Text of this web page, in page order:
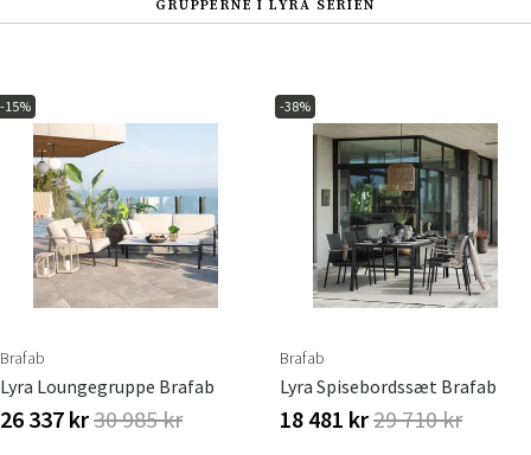
GRUPPERNE I LYRA SERIEN
-15%
Brafab
Lyra Loungegruppe Brafab
26 337 kr30 985 kr
-38%
Brafab
Lyra Spisebordssæt Brafab
18 481 kr29 710 kr